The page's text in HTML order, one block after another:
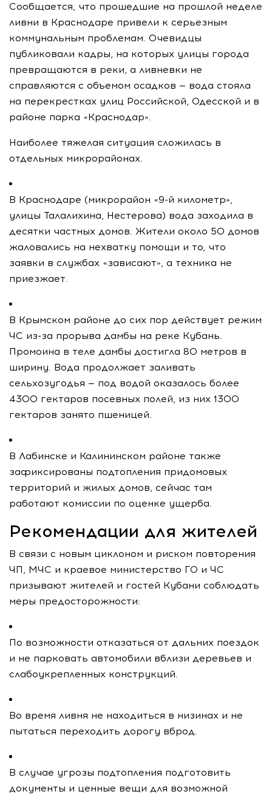
Сообщается, что прошедшие на прошлой неделе
ливни в Краснодаре привели к серьезным
коммунальным проблемам. Очевидцы
публиковали кадры, на которых улицы города
превращаются в реки, а ливневки не
справляются с объемом осадков — вода стояла
на перекрестках улиц Российской, Одесской и в
районе парка «Краснодар».
Наиболее тяжелая ситуация сложилась в
отдельных микрорайонах.
В Краснодаре (микрорайон «9-й километр»,
улицы Талалихина, Нестерова) вода заходила в
десятки частных домов. Жители около 50 домов
жаловались на нехватку помощи и то, что
заявки в службах «зависают», а техника не
приезжает.
В Крымском районе до сих пор действует режим
ЧС из-за прорыва дамбы на реке Кубань.
Промоина в теле дамбы достигла 80 метров в
ширину. Вода продолжает заливать
сельхозугодья — под водой оказалось более
4300 гектаров посевных полей, из них 1300
гектаров занято пшеницей.
В Лабинске и Калининском районе также
зафиксированы подтопления придомовых
территорий и жилых домов, сейчас там
работают комиссии по оценке ущерба.
Рекомендации для жителей
В связи с новым циклоном и риском повторения
ЧП, МЧС и краевое министерство ГО и ЧС
призывают жителей и гостей Кубани соблюдать
меры предосторожности:
По возможности отказаться от дальних поездок
и не парковать автомобили вблизи деревьев и
слабоукрепленных конструкций.
Во время ливня не находиться в низинах и не
пытаться переходить дорогу вброд.
В случае угрозы подтопления подготовить
документы и ценные вещи для возможной